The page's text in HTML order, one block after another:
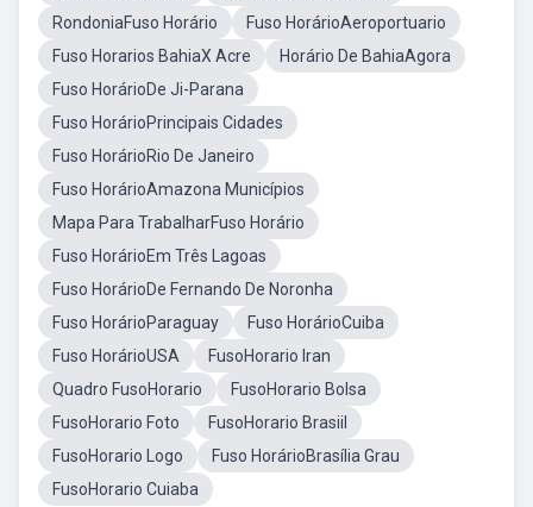
RondoniaFuso Horário
Fuso HorárioAeroportuario
Fuso Horarios BahiaX Acre
Horário De BahiaAgora
Fuso HorárioDe Ji-Parana
Fuso HorárioPrincipais Cidades
Fuso HorárioRio De Janeiro
Fuso HorárioAmazona Municípios
Mapa Para TrabalharFuso Horário
Fuso HorárioEm Três Lagoas
Fuso HorárioDe Fernando De Noronha
Fuso HorárioParaguay
Fuso HorárioCuiba
Fuso HorárioUSA
FusoHorario Iran
Quadro FusoHorario
FusoHorario Bolsa
FusoHorario Foto
FusoHorario Brasiil
FusoHorario Logo
Fuso HorárioBrasília Grau
FusoHorario Cuiaba